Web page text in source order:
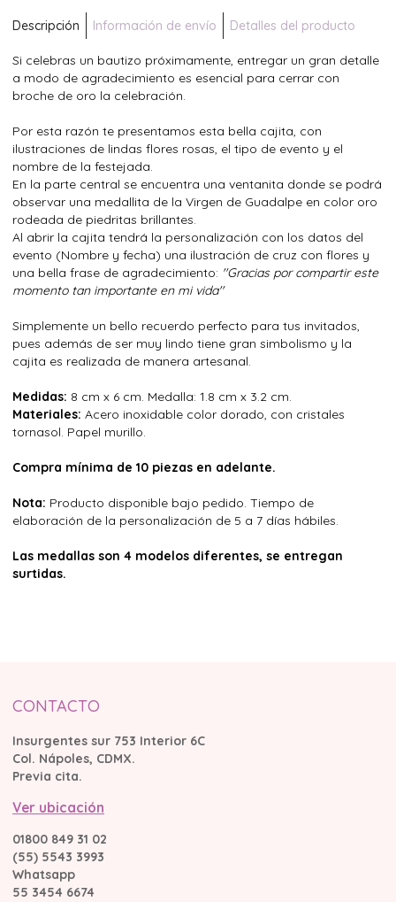
Descripción Información de envío Detalles del producto
Si celebras un bautizo próximamente, entregar un gran detalle
a modo de agradecimiento es esencial para cerrar con
broche de oro la celebración.
Por esta razón te presentamos esta bella cajita, con
ilustraciones de lindas flores rosas, el tipo de evento y el
nombre de la festejada.
En la parte central se encuentra una ventanita donde se podrá
observar una medallita de la Virgen de Guadalpe en color oro
rodeada de piedritas brillantes.
Al abrir la cajita tendrá la personalización con los datos del
evento (Nombre y fecha) una ilustración de cruz con flores y
una bella frase de agradecimiento: ''Gracias por compartir este
momento tan importante en mi vida''
Simplemente un bello recuerdo perfecto para tus invitados,
pues además de ser muy lindo tiene gran simbolismo y la
cajita es realizada de manera artesanal.
Medidas: 8 cm x 6 cm. Medalla: 1.8 cm x 3.2 cm.
Materiales: Acero inoxidable color dorado, con cristales
tornasol. Papel murillo.
Compra mínima de 10 piezas en adelante.
Nota: Producto disponible bajo pedido. Tiempo de
elaboración de la personalización de 5 a 7 días hábiles.
Las medallas son 4 modelos diferentes, se entregan
surtidas.
CONTACTO
Insurgentes sur 753 Interior 6C
Col. Nápoles, CDMX.
Previa cita.
Ver ubicación
01800 849 31 02
(55) 5543 3993
Whatsapp
55 3454 6674